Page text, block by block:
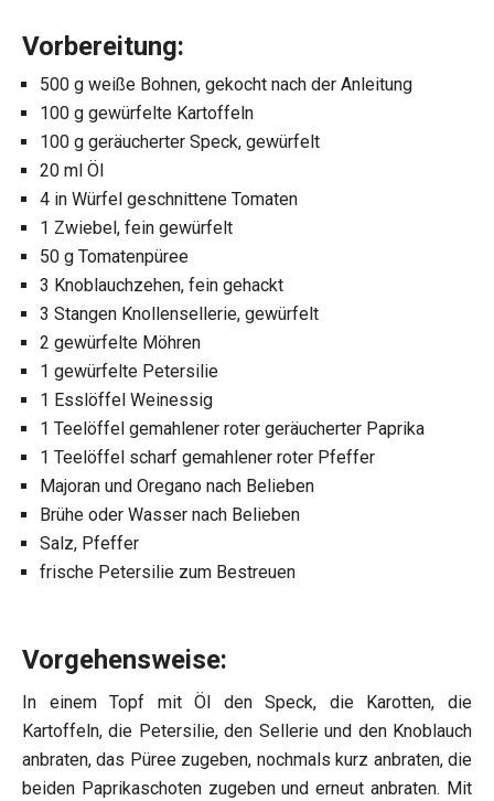
Vorbereitung:
500 g weiße Bohnen, gekocht nach der Anleitung
100 g gewürfelte Kartoffeln
100 g geräucherter Speck, gewürfelt
20 ml Öl
4 in Würfel geschnittene Tomaten
1 Zwiebel, fein gewürfelt
50 g Tomatenpüree
3 Knoblauchzehen, fein gehackt
3 Stangen Knollensellerie, gewürfelt
2 gewürfelte Möhren
1 gewürfelte Petersilie
1 Esslöffel Weinessig
1 Teelöffel gemahlener roter geräucherter Paprika
1 Teelöffel scharf gemahlener roter Pfeffer
Majoran und Oregano nach Belieben
Brühe oder Wasser nach Belieben
Salz, Pfeffer
frische Petersilie zum Bestreuen
Vorgehensweise:
In einem Topf mit Öl den Speck, die Karotten, die
Kartoffeln, die Petersilie, den Sellerie und den Knoblauch
anbraten, das Püree zugeben, nochmals kurz anbraten, die
beiden Paprikaschoten zugeben und erneut anbraten. Mit